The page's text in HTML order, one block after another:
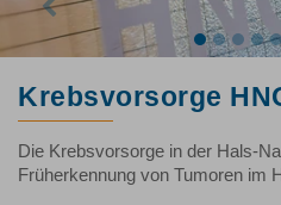
Krebsvorsorge
Die Krebsvorsorge in der Hals-
Früherkennung von Tumoren im